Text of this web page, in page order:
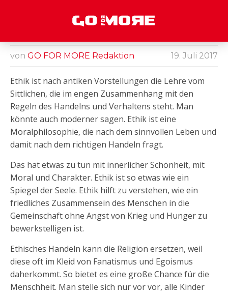
ETHIK – DER SPIEGEL
DER SEELE!
Ein paar
zu
sinnvollem
Leben und
richtigem
Handeln
von GO FOR MORE Redaktion 19. Juli 2017
Ethik ist nach antiken Vorstellungen die Lehre vom
Sittlichen, die im engen Zusammenhang mit den
Regeln des Handelns und Verhaltens steht. Man
könnte auch moderner sagen. Ethik ist eine
Moralphilosophie, die nach dem sinnvollen Leben und
damit nach dem richtigen Handeln fragt.
Das hat etwas zu tun mit innerlicher Schönheit, mit
Moral und Charakter. Ethik ist so etwas wie ein
Spiegel der Seele. Ethik hilft zu verstehen, wie ein
friedliches Zusammensein des Menschen in die
Gemeinschaft ohne Angst von Krieg und Hunger zu
bewerkstelligen ist.
Ethisches Handeln kann die Religion ersetzen, weil
diese oft im Kleid von Fanatismus und Egoismus
daherkommt. So bietet es eine große Chance für die
Menschheit. Man stelle sich nur vor vor, alle Kinder